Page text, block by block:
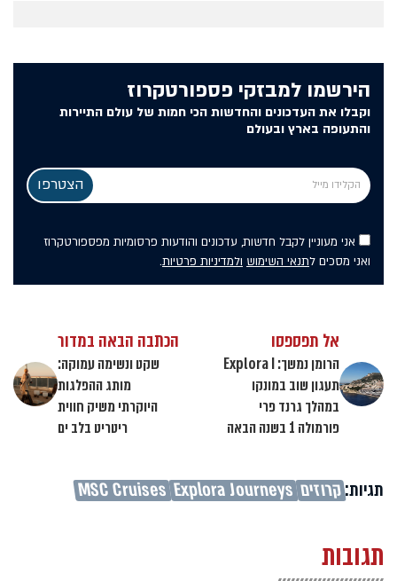
הירשמו למבזקי פספורטקרוז
וקבלו את העדכונים והחדשות הכי חמות של עולם התיירות
והתעופה בארץ ובעולם
אני מעוניין לקבל חדשות, עדכונים והודעות פרסומיות מפספורטקרוז
ואני מסכים לתנאי השימוש ולמדיניות פרטיות.
אל תפספסו
הרומן נמשך: Explora I
תעגון שוב במונקו
במהלך גרנד פרי
פורמולה 1 בשנה הבאה
הכתבה הבאה במדור
שקט ונשימה עמוקה:
מותג ההפלגות
היוקרתי משיק חווית
ריטריט בלב ים
תגיות:קרוזים Explora Journeys
MSC Cruises
תגובות